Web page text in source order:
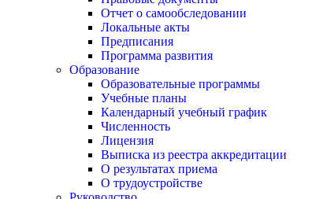
Отчет о самообследовании
Локальные акты
Предписания
Программа развития
Образование
Образовательные программы
Учебные планы
Календарный учебный график
Численность
Лицензия
Выписка из реестра аккредитации
О результатах приема
О трудоустройстве